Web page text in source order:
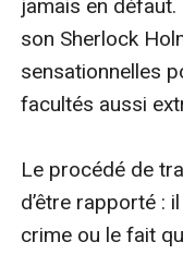
jamais en
son Sherlock
sensationnelles
facultés aussi
Le procédé de
d’être rapporté :
crime ou le fait